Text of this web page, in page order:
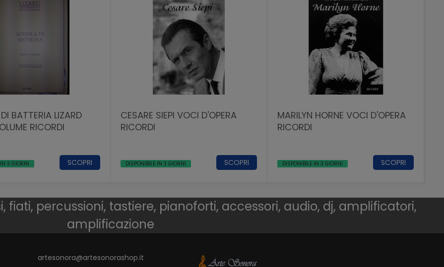
BATTERIA LIZARD
RICORDI
3 GIORNI SCOPRI
CESARE SIEPI VOCI D'OPERA
RICORDI
DISPONIBILE IN 3 GIORNI SCOPRI
MARILYN HORNE VOCI D'OPERA
RICORDI
DISPONIBILE IN 3 GIORNI SCOPRI
percussioni, tastiere, pianoforti, accessori, audio, dj, amplificatori,
amplificazione
artesonora@artesonorashop.it